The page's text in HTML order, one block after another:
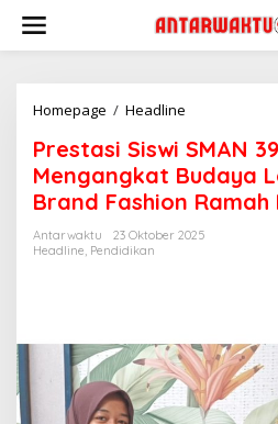
konten
Homepage / Headline
SMAN
39
Jakarta
Mengangkat
Budaya
Lingkungan
Prestasi Siswi SMAN
Mengangkat Budaya
Brand Fashion Ramah
Antarwaktu
23 Oktober 2025
Headline, Pendidikan